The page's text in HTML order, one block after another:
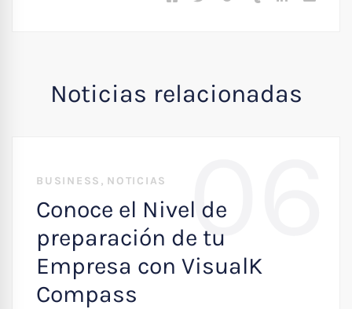
Noticias relacionadas
06
BUSINESS , NOTICIAS
Conoce el Nivel de
preparación de tu
Empresa con VisualK
Compass